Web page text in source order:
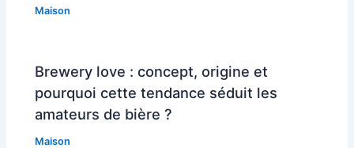
Maison
Brewery love : concept, origine et
pourquoi cette tendance séduit les
amateurs de bière ?
Maison